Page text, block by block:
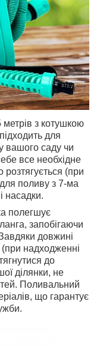
з котушкою
для
вашого саду чи
все необхідне
(при
поливу з 7-ма
насадки.
полегшує
запобігаючи
довжині
(при надходженні
до
ділянки, не
Поливальний
що гарантує